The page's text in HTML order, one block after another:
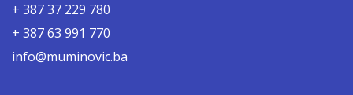
+ 387 37 229 780
+ 387 63 991 770
info@muminovic.ba